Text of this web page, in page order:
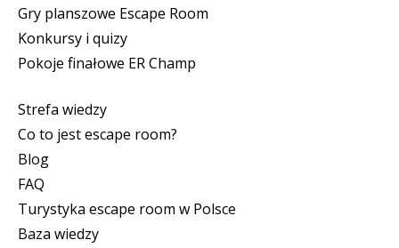
Gry planszowe Escape Room
Konkursy i quizy
Pokoje finałowe ER Champ
Strefa wiedzy
Co to jest escape room?
Blog
FAQ
Turystyka escape room w Polsce
Baza wiedzy